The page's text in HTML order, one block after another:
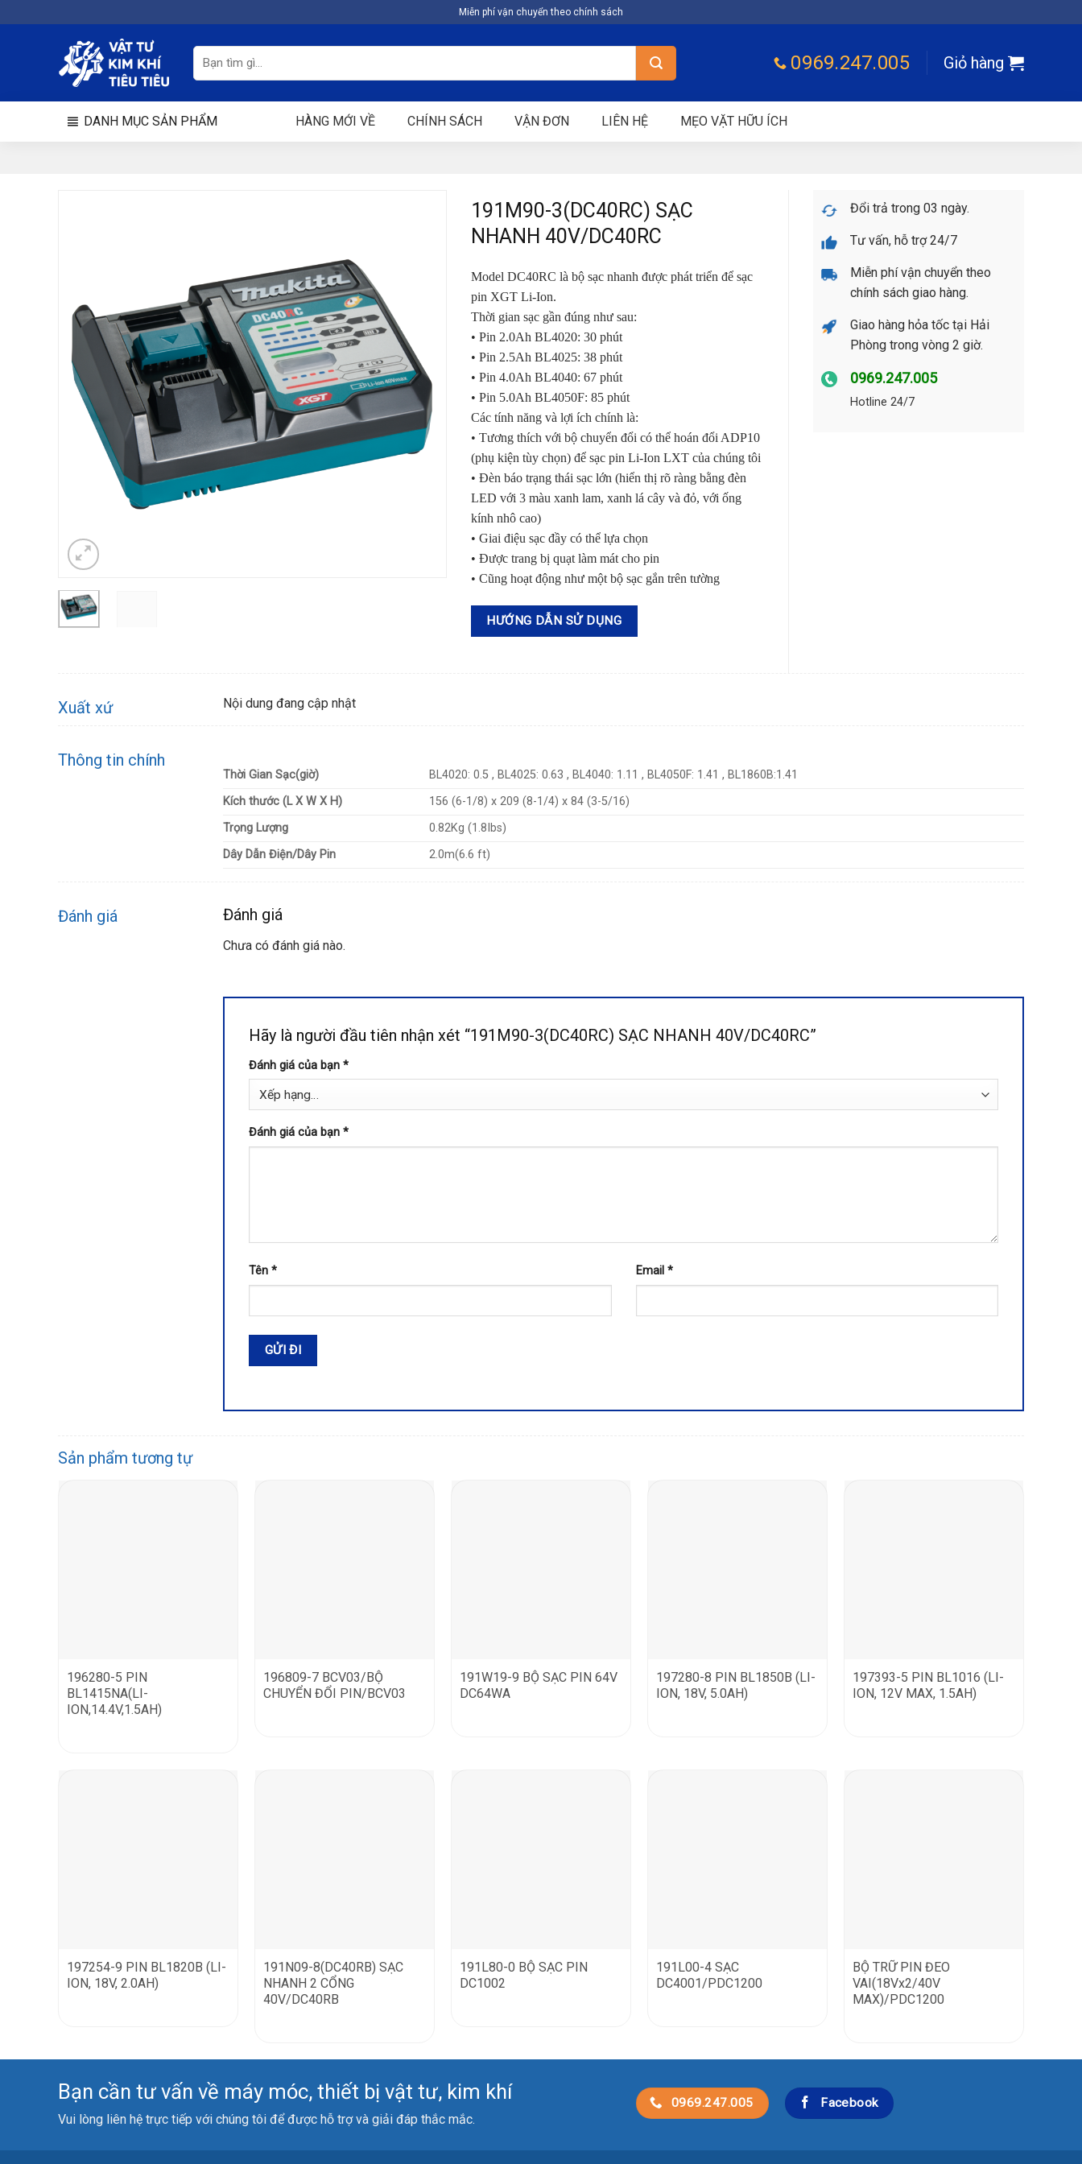
đến
Miễn phí vận chuyển theo chính sách
Tìm
kiếm:
0969.247.005 Giỏ hàng
DANH MỤC SẢN PHẨM HÀNG MỚI VỀ CHÍNH SÁCH VẬN ĐƠN LIÊN HỆ MẸO VẶT HỮU ÍCH
191M90-3(DC40RC) SẠC
NHANH 40V/DC40RC
Model DC40RC là bộ sạc nhanh được phát triển để sạc
pin XGT Li-Ion.
Thời gian sạc gần đúng như sau:
• Pin 2.0Ah BL4020: 30 phút
• Pin 2.5Ah BL4025: 38 phút
• Pin 4.0Ah BL4040: 67 phút
• Pin 5.0Ah BL4050F: 85 phút
Các tính năng và lợi ích chính là:
• Tương thích với bộ chuyển đổi có thể hoán đổi ADP10
(phụ kiện tùy chọn) để sạc pin Li-Ion LXT của chúng tôi
• Đèn báo trạng thái sạc lớn (hiển thị rõ ràng bằng đèn
LED với 3 màu xanh lam, xanh lá cây và đỏ, với ống
kính nhô cao)
• Giai điệu sạc đầy có thể lựa chọn
• Được trang bị quạt làm mát cho pin
• Cũng hoạt động như một bộ sạc gắn trên tường
HƯỚNG DẪN SỬ DỤNG
Đổi trả trong 03 ngày.
Tư vấn, hỗ trợ 24/7
Miễn phí vận chuyển theo
chính sách giao hàng.
Giao hàng hỏa tốc tại Hải
Phòng trong vòng 2 giờ.
0969.247.005
Hotline 24/7
Xuất xứ Nội dung đang cập nhật
Thông tin chính
Thời Gian Sạc(giờ)
BL4020: 0.5 , BL4025: 0.63 , BL4040: 1.11 , BL4050F: 1.41 , BL1860B:1.41
Kích thước (L X W X H)
156 (6-1/8) x 209 (8-1/4) x 84 (3-5/16)
Trọng Lượng
0.82Kg (1.8Ibs)
Dây Dẫn Điện/Dây Pin
2.0m(6.6 ft)
Đánh giá Đánh giá
Chưa có đánh giá nào.
Hãy là người đầu tiên nhận xét “191M90-3(DC40RC) SẠC NHANH 40V/DC40RC”
Đánh giá của bạn *
Đánh giá của bạn *
Tên * Email *
Sản phẩm tương tự
196280-5 PIN
BL1415NA(LI-
ION,14.4V,1.5AH)
196809-7 BCV03/BỘ
CHUYỂN ĐỔI PIN/BCV03
191W19-9 BỘ SẠC PIN 64V
DC64WA
197280-8 PIN BL1850B (LI-
ION, 18V, 5.0AH)
197393-5 PIN BL1016 (LI-
ION, 12V MAX, 1.5AH)
197254-9 PIN BL1820B (LI-
ION, 18V, 2.0AH)
191N09-8(DC40RB) SẠC
NHANH 2 CỔNG
40V/DC40RB
191L80-0 BỘ SẠC PIN
DC1002
191L00-4 SẠC
DC4001/PDC1200
BỘ TRỮ PIN ĐEO
VAI(18Vx2/40V
MAX)/PDC1200
Bạn cần tư vấn về máy móc, thiết bị vật tư, kim khí
Vui lòng liên hệ trực tiếp với chúng tôi để được hỗ trợ và giải đáp thắc mắc.
0969.247.005 Facebook